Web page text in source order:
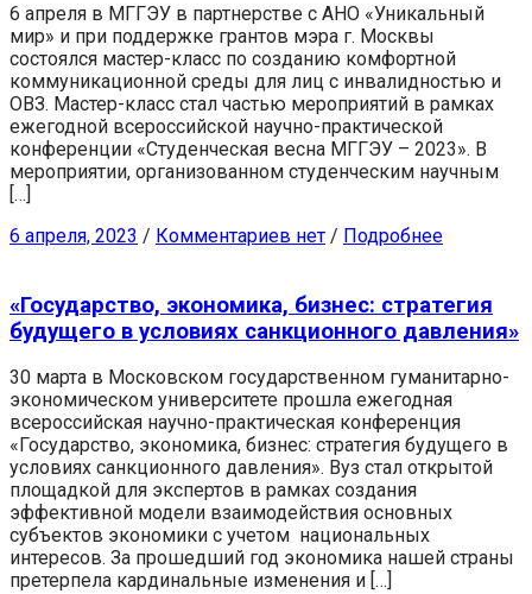
6 апреля в МГГЭУ в партнерстве с АНО «Уникальный
мир» и при поддержке грантов мэра г. Москвы
состоялся мастер-класс по созданию комфортной
коммуникационной среды для лиц с инвалидностью и
ОВЗ. Мастер-класс стал частью мероприятий в рамках
ежегодной всероссийской научно-практической
конференции «Студенческая весна МГГЭУ – 2023». В
мероприятии, организованном студенческим научным
[…]
6 апреля, 2023 / Комментариев нет / Подробнее
«Государство, экономика, бизнес: стратегия
будущего в условиях санкционного давления»
30 марта в Московском государственном гуманитарно-
экономическом университете прошла ежегодная
всероссийская научно-практическая конференция
«Государство, экономика, бизнес: стратегия будущего в
условиях санкционного давления». Вуз стал открытой
площадкой для экспертов в рамках создания
эффективной модели взаимодействия основных
субъектов экономики с учетом национальных
интересов. За прошедший год экономика нашей страны
претерпела кардинальные изменения и […]